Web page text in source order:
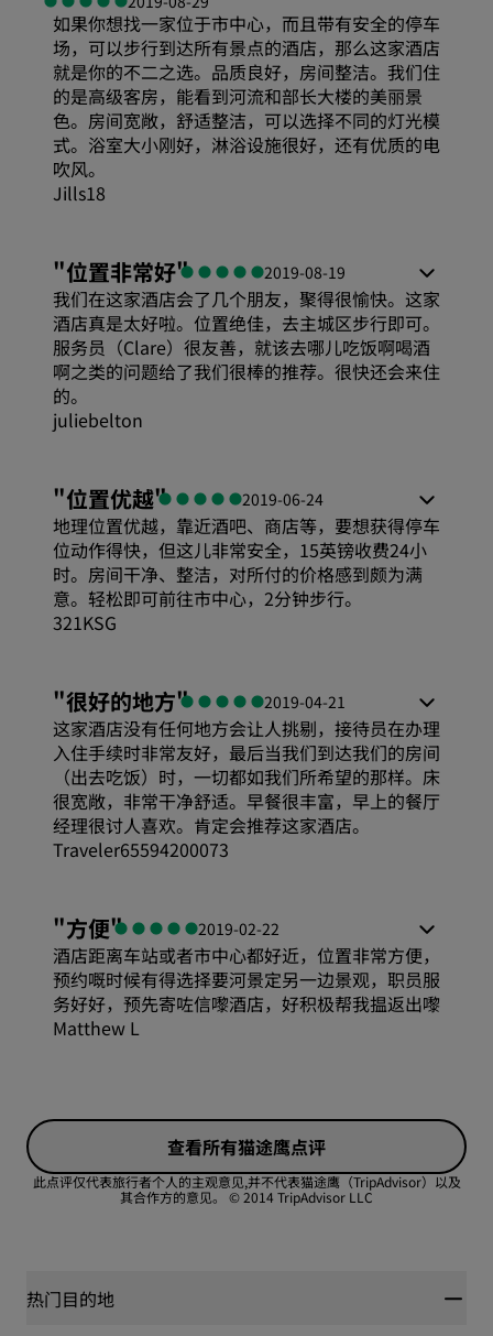
如果你想找一家位于市中心，而且带有安全的停车
场，可以步行到达所有景点的酒店，那么这家酒店
就是你的不二之选。品质良好，房间整洁。我们住
的是高级客房，能看到河流和部长大楼的美丽景
色。房间宽敞，舒适整洁，可以选择不同的灯光模
式。浴室大小刚好，淋浴设施很好，还有优质的电
吹风。
Jills18
"位置非常好" 2019-08-19
我们在这家酒店会了几个朋友，聚得很愉快。这家
酒店真是太好啦。位置绝佳，去主城区步行即可。
服务员（Clare）很友善，就该去哪儿吃饭啊喝酒
啊之类的问题给了我们很棒的推荐。很快还会来住
的。
juliebelton
"位置优越" 2019-06-24
地理位置优越，靠近酒吧、商店等，要想获得停车
位动作得快，但这儿非常安全，15英镑收费24小
时。房间干净、整洁，对所付的价格感到颇为满
意。轻松即可前往市中心，2分钟步行。
321KSG
"很好的地方" 2019-04-21
这家酒店没有任何地方会让人挑剔，接待员在办理
入住手续时非常友好，最后当我们到达我们的房间
（出去吃饭）时，一切都如我们所希望的那样。床
很宽敞，非常干净舒适。早餐很丰富，早上的餐厅
经理很讨人喜欢。肯定会推荐这家酒店。
Traveler65594200073
"方便" 2019-02-22
酒店距离车站或者市中心都好近，位置非常方便，
预约嘅时候有得选择要河景定另一边景观，职员服
务好好，预先寄咗信嚟酒店，好积极帮我揾返出嚟
Matthew L
查看所有猫途鹰点评
此点评仅代表旅行者个人的主观意见,并不代表猫途鹰（TripAdvisor）以及
其合作方的意见。
© 2014 TripAdvisor LLC
热门目的地